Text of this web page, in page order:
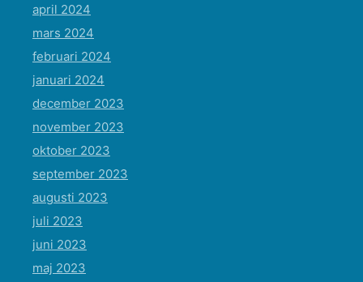
april 2024
mars 2024
februari 2024
januari 2024
december 2023
november 2023
oktober 2023
september 2023
augusti 2023
juli 2023
juni 2023
maj 2023